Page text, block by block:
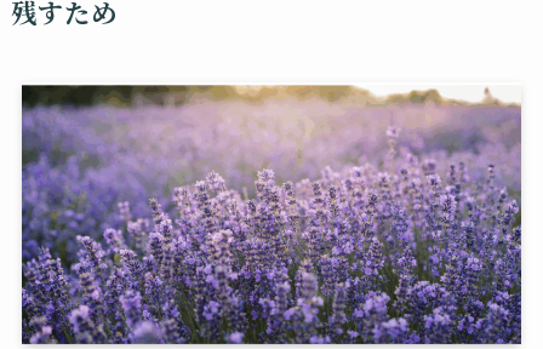
残すため